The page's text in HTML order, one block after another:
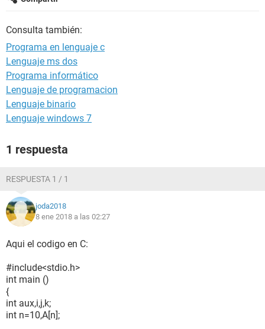
Consulta también:
Programa en lenguaje c
Lenguaje ms dos
Programa informático
Lenguaje de programacion
Lenguaje binario
Lenguaje windows 7
1 respuesta
RESPUESTA 1 / 1
joda2018
8 ene 2018 a las 02:27
Aqui el codigo en C:
#include<stdio.h>
int main ()
{
int aux,i,j,k;
int n=10,A[n];